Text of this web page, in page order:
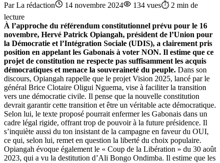
ParLa rédaction 14 novembre 2024 134 vues⏱️ 2 min de
lecture
À l’approche du référendum constitutionnel prévu pour le 16
novembre, Hervé Patrick Opiangah, président de l’Union pour
la Démocratie et l’Intégration Sociale (UDIS), a clairement pris
position en appelant les Gabonais à voter NON. Il estime que ce
projet de constitution ne respecte pas suffisamment les acquis
démocratiques et menace la souveraineté du peuple. Dans son
discours, Opiangah rappelle que le projet Vision 2025, lancé par le
général Brice Clotaire Oligui Nguema, vise à faciliter la transition
vers une démocratie civile. Il pense que la nouvelle constitution
devrait garantir cette transition et être un véritable acte démocratique.
Selon lui, le texte proposé pourrait enfermer les Gabonais dans un
cadre légal rigide, offrant trop de pouvoir à la future présidence. Il
s’inquiète aussi du ton insistant de la campagne en faveur du OUI,
ce qui, selon lui, remet en question la liberté du choix populaire.
Opiangah évoque également le « Coup de la Libération » du 30 août
2023, qui a vu la destitution d’Ali Bongo Ondimba. Il estime que les